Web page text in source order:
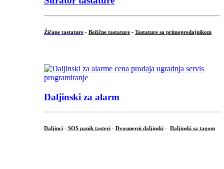
Žičane tastature - Bežične tastature - Tastature sa primopredajnikom
Daljinski za alarm
Daljinci - SOS panik tasteri - Dvosmerni daljinski - Daljinski sa tagom